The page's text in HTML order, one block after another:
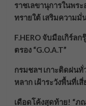
ราชเลขานุการในพร
ทรายใต้ เสริมความมั่
F.HERO จับมือเกิร์ล
ตรอง “G.O.A.T”
กรมชลฯ เกาะติดฝนทั่
หลาก เฝ้าระวังพื้นที่เสี่
เดือดโค้งสุดท้าย! “ภ